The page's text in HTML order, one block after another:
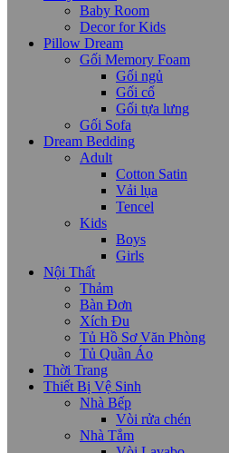
Baby Room
Decor for Kids
Pillow Dream
Gối Memory Foam
Gối ngủ
Gối cổ
Gối tựa lưng
Gối Sofa
Dream Bedding
Adult
Cotton Satin
Vải lụa
Tencel
Kids
Boys
Girls
Nội Thất
Thảm
Bàn Đơn
Xích Đu
Tủ Hồ Sơ Văn Phòng
Tủ Quần Áo
Thời Trang
Thiết Bị Vệ Sinh
Nhà Bếp
Vòi rửa chén
Nhà Tắm